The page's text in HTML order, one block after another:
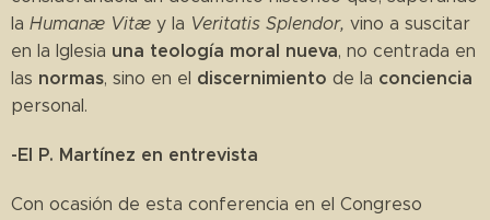
la Humanæ Vitæ y la Veritatis Splendor, vino a suscitar
en la Iglesia una teología moral nueva, no centrada en
las normas, sino en el discernimiento de la conciencia
personal.
-El P. Martínez en entrevista
Con ocasión de esta conferencia en el Congreso